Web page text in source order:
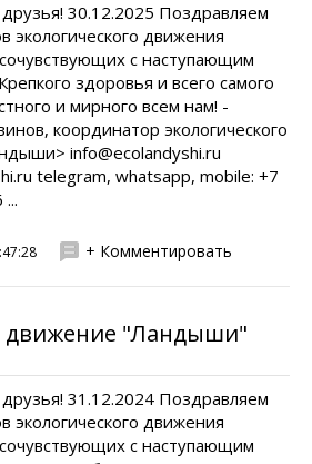
30.12.2025 Поздравляем
экологического движения
с наступающим
здоровья и всего самого
и мирного всем нам! -
координатор экологического
info@ecolandyshi.ru
telegram, whatsapp, mobile: +7
+ Комментировать
движение "Ландыши"
31.12.2024 Поздравляем
экологического движения
с наступающим